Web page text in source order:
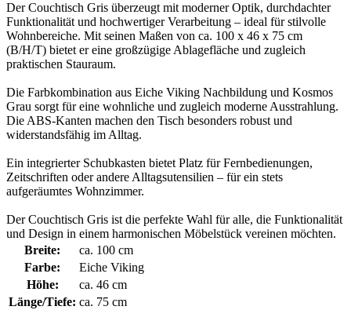
Der Couchtisch Gris überzeugt mit moderner Optik, durchdachter
Funktionalität und hochwertiger Verarbeitung – ideal für stilvolle
Wohnbereiche. Mit seinen Maßen von ca. 100 x 46 x 75 cm
(B/H/T) bietet er eine großzügige Ablagefläche und zugleich
praktischen Stauraum.
Die Farbkombination aus Eiche Viking Nachbildung und Kosmos
Grau sorgt für eine wohnliche und zugleich moderne Ausstrahlung.
Die ABS-Kanten machen den Tisch besonders robust und
widerstandsfähig im Alltag.
Ein integrierter Schubkasten bietet Platz für Fernbedienungen,
Zeitschriften oder andere Alltagsutensilien – für ein stets
aufgeräumtes Wohnzimmer.
Der Couchtisch Gris ist die perfekte Wahl für alle, die Funktionalität
und Design in einem harmonischen Möbelstück vereinen möchten.
Breite:
ca. 100 cm
Farbe:
Eiche Viking
Höhe:
ca. 46 cm
Länge/Tiefe: ca. 75 cm